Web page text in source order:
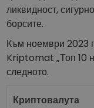
ликвидност,
борсите.
Към ноември 2023
Kriptomat „Топ 10
следното.
Криптовалута